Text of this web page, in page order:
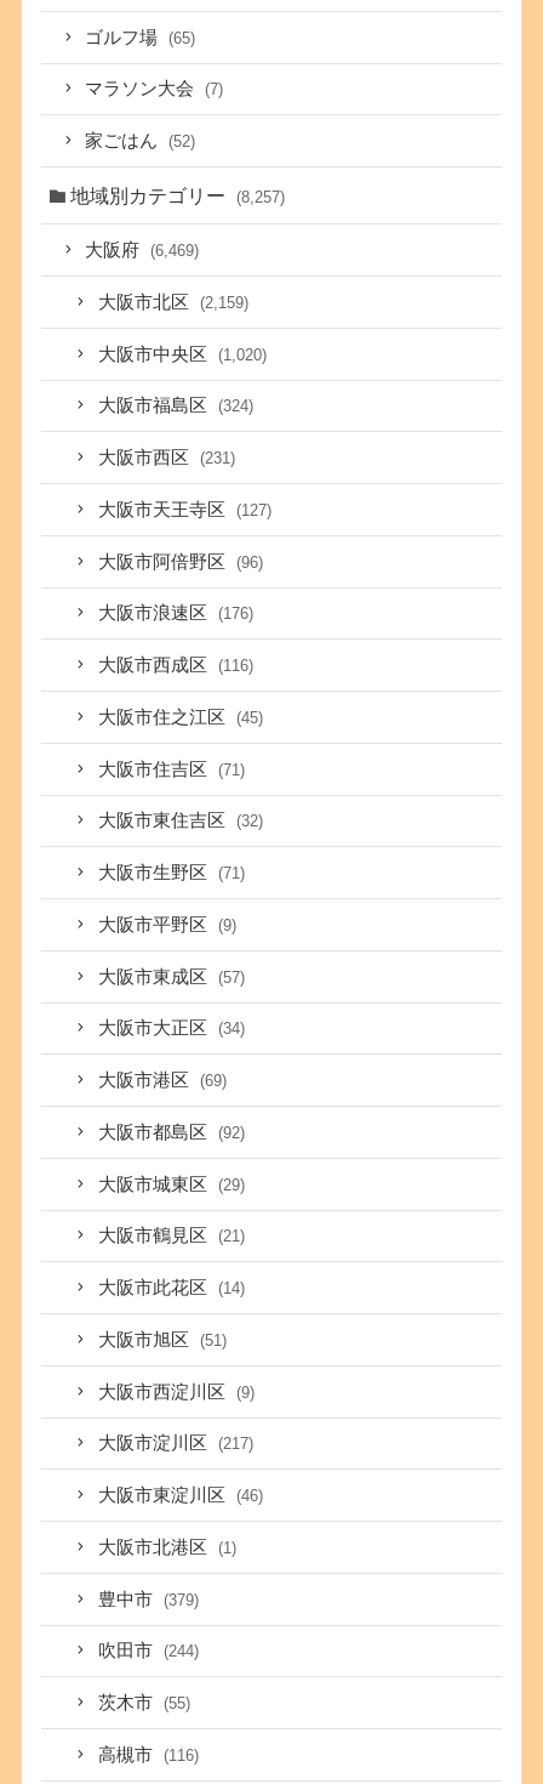
ゴルフ場 (65)
マラソン大会 (7)
家ごはん (52)
地域別カテゴリー (8,257)
大阪府 (6,469)
大阪市北区 (2,159)
大阪市中央区 (1,020)
大阪市福島区 (324)
大阪市西区 (231)
大阪市天王寺区 (127)
大阪市阿倍野区 (96)
大阪市浪速区 (176)
大阪市西成区 (116)
大阪市住之江区 (45)
大阪市住吉区 (71)
大阪市東住吉区 (32)
大阪市生野区 (71)
大阪市平野区 (9)
大阪市東成区 (57)
大阪市大正区 (34)
大阪市港区 (69)
大阪市都島区 (92)
大阪市城東区 (29)
大阪市鶴見区 (21)
大阪市此花区 (14)
大阪市旭区 (51)
大阪市西淀川区 (9)
大阪市淀川区 (217)
大阪市東淀川区 (46)
大阪市北港区 (1)
豊中市 (379)
吹田市 (244)
茨木市 (55)
高槻市 (116)